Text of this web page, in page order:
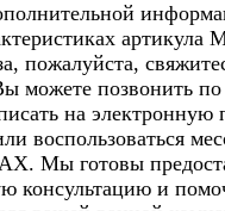
артикула
пожалуйста,
можете позвонить
на электронную
воспользоваться
Мы готовы
консультацию и